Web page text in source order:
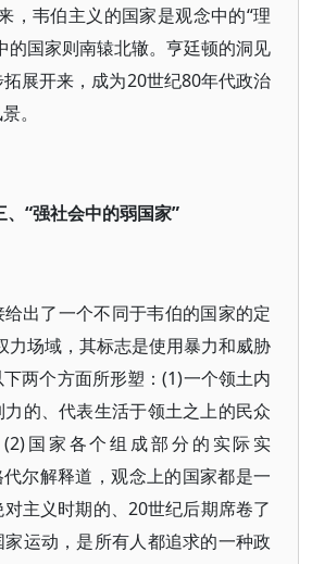
，韦伯主义的国家是观念中的“理
的国家则南辕北辙。亨廷顿的洞见
展开来，成为20世纪80年代政治
。
、“强社会中的弱国家”
出了一个不同于韦伯的国家的定
力场域，其标志是使用暴力和威胁
两个方面所形塑：(1)一个领土内
的、代表生活于领土之上的民众
国家各个组成部分的实际实
尔解释道，观念上的国家都是一
主义时期的、20世纪后期席卷了
运动，是所有人都追求的一种政